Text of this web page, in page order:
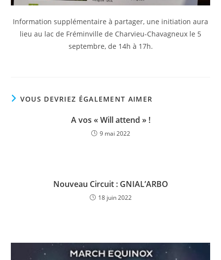
Information supplémentaire à partager, une initiation aura
lieu au lac de Fréminville de Charvieu-Chavagneux le 5
septembre, de 14h à 17h.
VOUS DEVRIEZ ÉGALEMENT AIMER
A vos « Will attend » !
9 mai 2022
Nouveau Circuit : GNIAL’ARBO
18 juin 2022